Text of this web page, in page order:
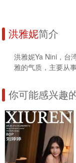
洪雅妮简介
洪雅妮Ya Nini，台
雅的气质，主要从
你可能感兴趣